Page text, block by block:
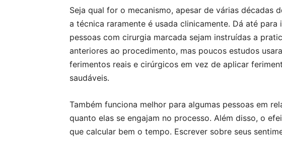
Seja qual for o mecanismo, apesar de várias décadas
a técnica raramente é usada clinicamente. Dá até para
pessoas com cirurgia marcada sejam instruídas a
anteriores ao procedimento, mas poucos estudos
ferimentos reais e cirúrgicos em vez de aplicar
saudáveis.
Também funciona melhor para algumas pessoas em
quanto elas se engajam no processo. Além disso, o
que calcular bem o tempo. Escrever sobre seus